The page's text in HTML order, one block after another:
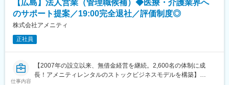
た、事業拡大に伴い、新規の営業所も出店しており、営業所長や
エリアを管理する責任者などのポストがある為、早期のキャリア
アップが見込めます。 ※実際に入社4年前後で所長になった中途入
品）をレンタルするアメニティサポートシステムを提供している
会社です。
【広島】法人営業（管理職候補）◆医療・介護業界へ
のサポート提案／19:00完全退社／評価制度◎
株式会社アメニティ
正社員
仕事内容
【2007年の設立以来、無借金経営を継続。2,600名の体制に成
長！アメニティレンタルのストックビジネスモデルを構築】